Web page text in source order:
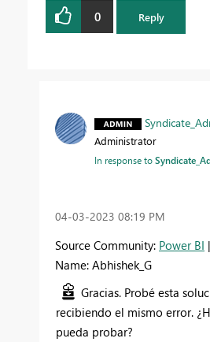
0 Reply
Administrator
In response to
‎04-03-2023 08:19 PM
Source Community: Power BI
Name: Abhishek_G
Gracias. Probé esta
recibiendo el mismo error.
pueda probar?